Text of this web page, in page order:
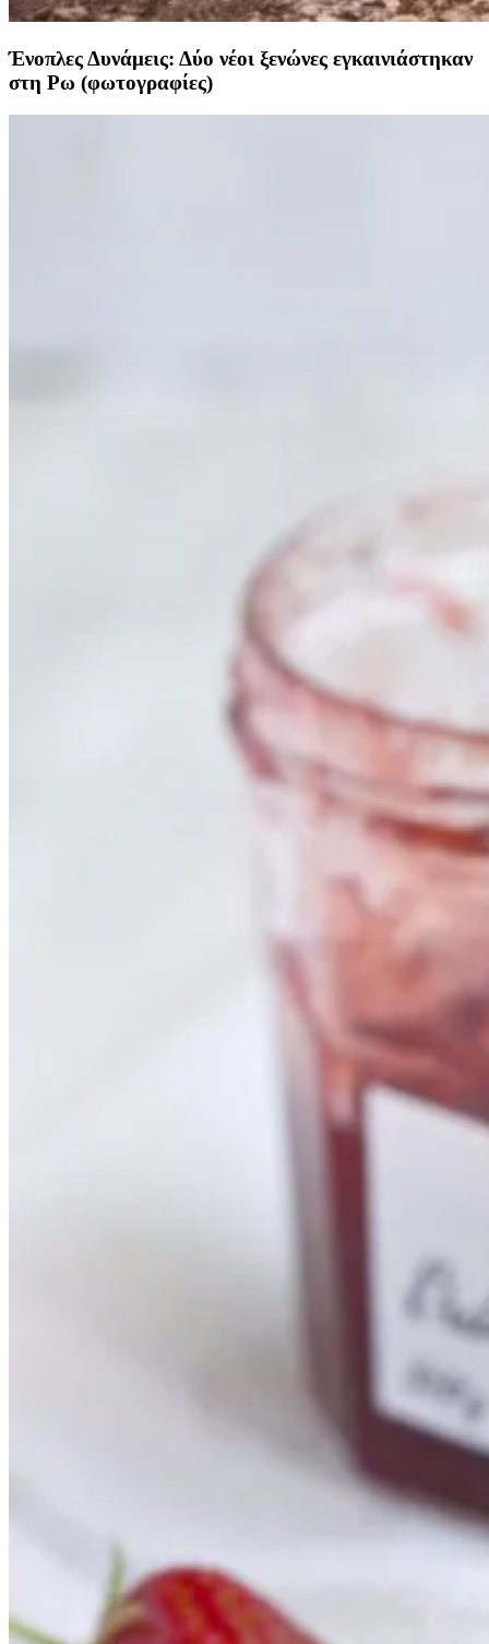
Ένοπλες Δυνάμεις: Δύο νέοι ξενώνες εγκαινιάστηκαν
στη Ρω (φωτογραφίες)